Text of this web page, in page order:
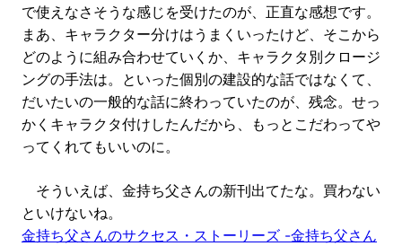
で使えなさそうな感じを受けたのが、正直な感想です。
まあ、キャラクター分けはうまくいったけど、そこから
どのように組み合わせていくか、キャラクタ別クロージ
ングの手法は。といった個別の建設的な話ではなくて、
だいたいの一般的な話に終わっていたのが、残念。せっ
かくキャラクタ付けしたんだから、もっとこだわってや
ってくれてもいいのに。
そういえば、金持ち父さんの新刊出てたな。買わない
といけないね。
金持ち父さんのサクセス・ストーリーズ -金持ち父さん